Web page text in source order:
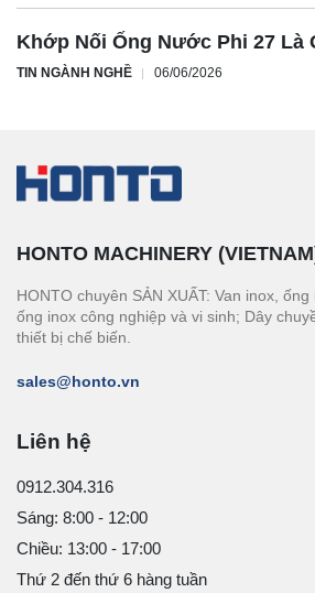
Khớp Nối Ống Nước Phi 27 Là
TIN NGÀNH NGHỀ 06/06/2026
HONTO MACHINERY
HONTO chuyên SẢN XUẤT: Van inox,
ống inox công nghiệp và vi sinh; Dây
thiết bị chế biến.
sales@honto.vn
Liên hệ
0912.304.316
Sáng: 8:00 - 12:00
Chiều: 13:00 - 17:00
Thứ 2 đến thứ 6 hàng tuần